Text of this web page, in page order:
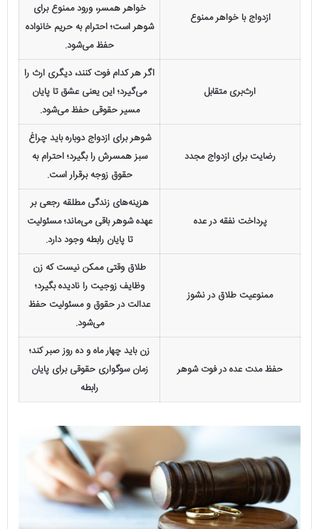
ازدواج با خواهر ممنوع
خواهر همسر، ورود ممنوع برای
شوهر است؛ احترام به حریم خانواده
حفظ می‌شود.
ارث‌بری متقابل
اگر هر کدام فوت کنند، دیگری ارث را
می‌گیرد؛ این یعنی عشق تا پایان
مسیر حقوقی حفظ می‌شود.
رضایت برای ازدواج مجدد
شوهر برای ازدواج دوباره باید چراغ
سبز همسرش را بگیرد؛ احترام به
حقوق زوجه برقرار است.
پرداخت نفقه در عده
هزینه‌های زندگی مطلقه رجعی بر
عهده شوهر باقی می‌ماند؛ مسئولیت
تا پایان رابطه وجود دارد.
ممنوعیت طلاق در نشوز
طلاق وقتی ممکن نیست که زن
وظایف زوجیت را نادیده بگیرد؛
عدالت در حقوق و مسئولیت حفظ
می‌شود.
حفظ مدت عده در فوت شوهر
زن باید چهار ماه و ده روز صبر کند؛
زمان سوگواری حقوقی برای پایان
رابطه